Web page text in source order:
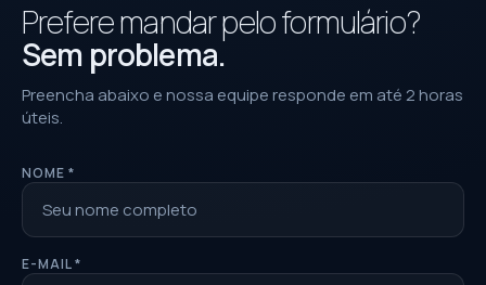
Prefere mandar pelo formulário?
Sem problema.
Preencha abaixo e nossa equipe responde em até 2 horas
úteis.
NOME *
E-MAIL *